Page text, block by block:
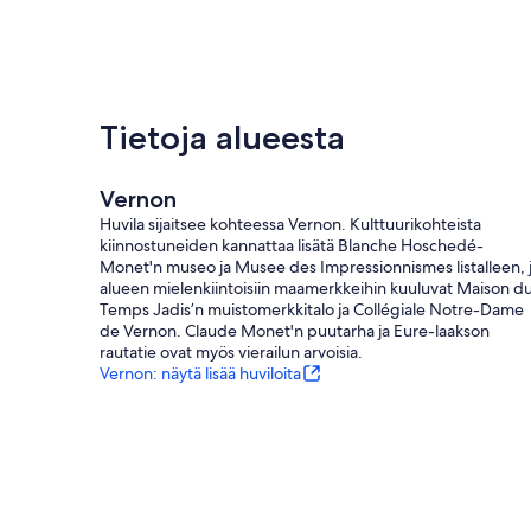
Tietoja alueesta
Vernon
Huvila sijaitsee kohteessa Vernon. Kulttuurikohteista
kiinnostuneiden kannattaa lisätä Blanche Hoschedé-
Monet'n museo ja Musee des Impressionnismes listalleen,
alueen mielenkiintoisiin maamerkkeihin kuuluvat Maison du
Temps Jadis’n muistomerkkitalo ja Collégiale Notre-Dame
de Vernon. Claude Monet'n puutarha ja Eure-laakson
rautatie ovat myös vierailun arvoisia.
Vernon: näytä lisää huviloita